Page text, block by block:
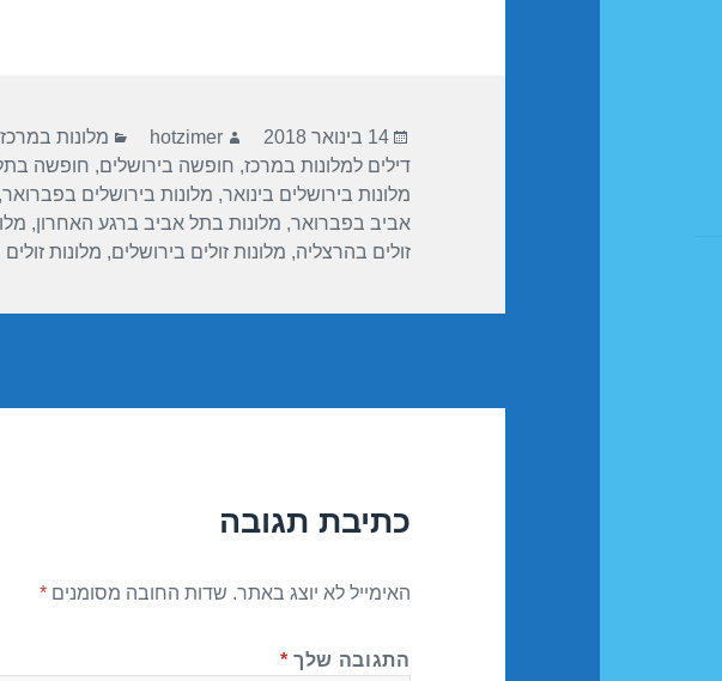
o
o
k
p
p
m
פורסם
בתאריך
14 בינואר 2018 מחבר
hotzimer קטגוריות
מלונות במרכז
דילים למלונות במרכז, חופשה בירושלים, חופשה
מלונות בירושלים בינואר, מלונות בירושלים בפברואר,
אביב בפברואר, מלונות בתל אביב ברגע האחרון,
זולים בהרצליה, מלונות זולים בירושלים, מלונות
כתיבת תגובה
האימייל לא יוצג באתר. שדות החובה מסומנים*
התגובה שלך *